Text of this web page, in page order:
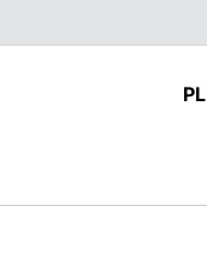
PL